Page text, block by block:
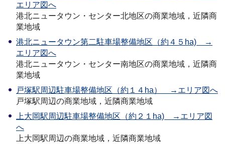
エリア図へ
港北ニュータウン・センター北地区の商業地域，近隣商
業地域
港北ニュータウン第二駐車場整備地区（約４５ha) →
エリア図へ
港北ニュータウン・センター南地区の商業地域，近隣商
業地域
戸塚駅周辺駐車場整備地区（約１４ha） →エリア図へ
戸塚駅周辺の商業地域，近隣商業地域
上大岡駅周辺駐車場整備地区（約２１ha) →エリア図
へ
上大岡駅周辺の商業地域，近隣商業地域